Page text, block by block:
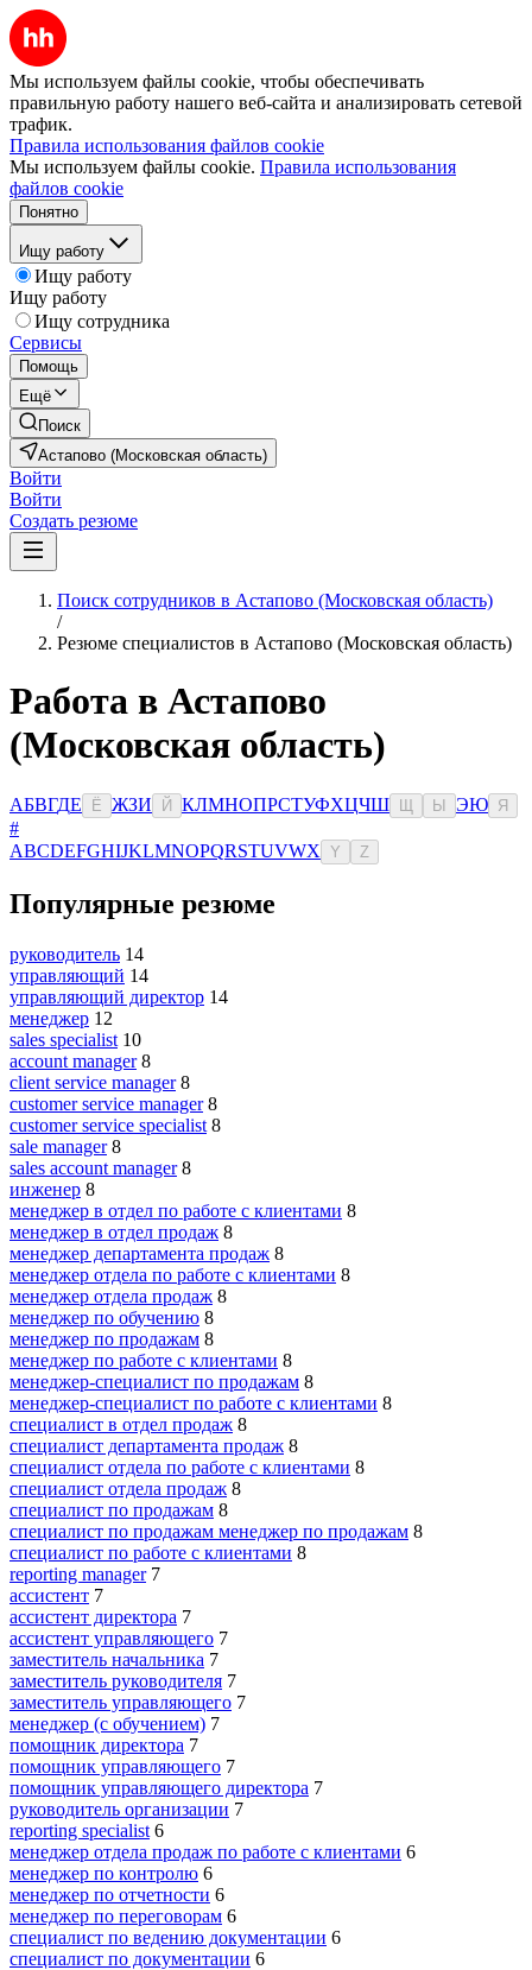
Мы используем файлы cookie, чтобы обеспечивать
правильную работу нашего веб-сайта и анализировать сетевой
трафик.
Правила использования файлов cookie
Мы используем файлы cookie. Правила использования
файлов cookie
Понятно
Ищу работу
Ищу работу
Ищу работу
Ищу сотрудника
Сервисы
Помощь
Ещё
Поиск
Астапово (Московская область)
Войти
Войти
Создать резюме
Поиск сотрудников в Астапово (Московская область)
/
Резюме специалистов в Астапово (Московская область)
Работа в Астапово
(Московская область)
АБВГДЕ Ё ЖЗИ Й КЛМНОПРСТУФХЦЧШ Ы ЭЮ Я
#
ABCDEFGHIJKLMNOPQRSTUVWX Y Z
Популярные резюме
руководитель 14
управляющий 14
управляющий директор 14
менеджер 12
sales specialist 10
account manager 8
client service manager 8
customer service manager 8
customer service specialist 8
sale manager 8
sales account manager 8
инженер 8
менеджер в отдел по работе с клиентами 8
менеджер в отдел продаж 8
менеджер департамента продаж 8
менеджер отдела по работе с клиентами 8
менеджер отдела продаж 8
менеджер по обучению 8
менеджер по продажам 8
менеджер по работе с клиентами 8
менеджер-специалист по продажам 8
менеджер-специалист по работе с клиентами 8
специалист в отдел продаж 8
специалист департамента продаж 8
специалист отдела по работе с клиентами 8
специалист отдела продаж 8
специалист по продажам 8
специалист по продажам менеджер по продажам 8
специалист по работе с клиентами 8
reporting manager 7
ассистент 7
ассистент директора 7
ассистент управляющего 7
заместитель начальника 7
заместитель руководителя 7
заместитель управляющего 7
менеджер (с обучением) 7
помощник директора 7
помощник управляющего 7
помощник управляющего директора 7
руководитель организации 7
reporting specialist 6
менеджер отдела продаж по работе с клиентами 6
менеджер по контролю 6
менеджер по отчетности 6
менеджер по переговорам 6
специалист по ведению документации 6
специалист по документации 6